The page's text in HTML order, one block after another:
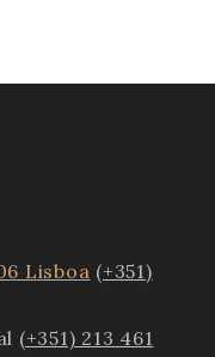
Lisboa (+351)
(+351) 213 461